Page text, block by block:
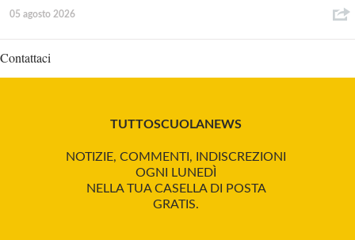
05 agosto 2026
Contattaci
TUTTOSCUOLANEWS
NOTIZIE, COMMENTI, INDISCREZIONI
OGNI LUNEDÌ
NELLA TUA CASELLA DI POSTA
GRATIS.